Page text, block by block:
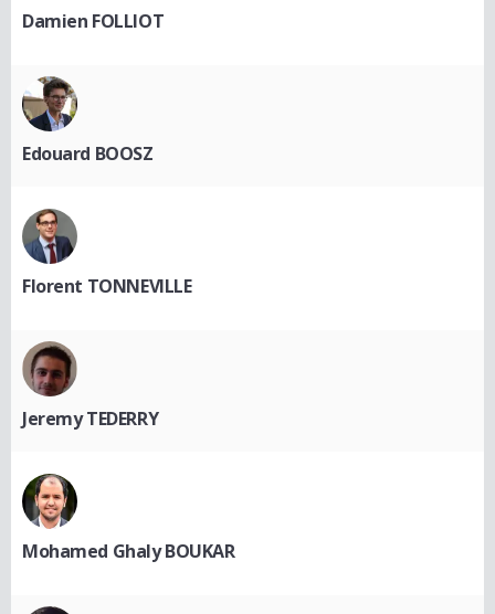
Damien FOLLIOT
Edouard BOOSZ
Florent TONNEVILLE
Jeremy TEDERRY
Mohamed Ghaly BOUKAR